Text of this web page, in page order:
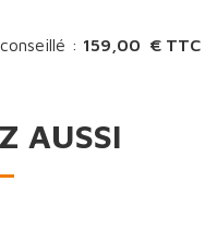
: 159,00 € TTC
AUSSI